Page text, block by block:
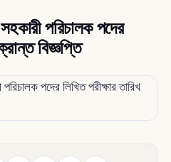
পরিচালক পদের
বিজ্ঞপ্তি